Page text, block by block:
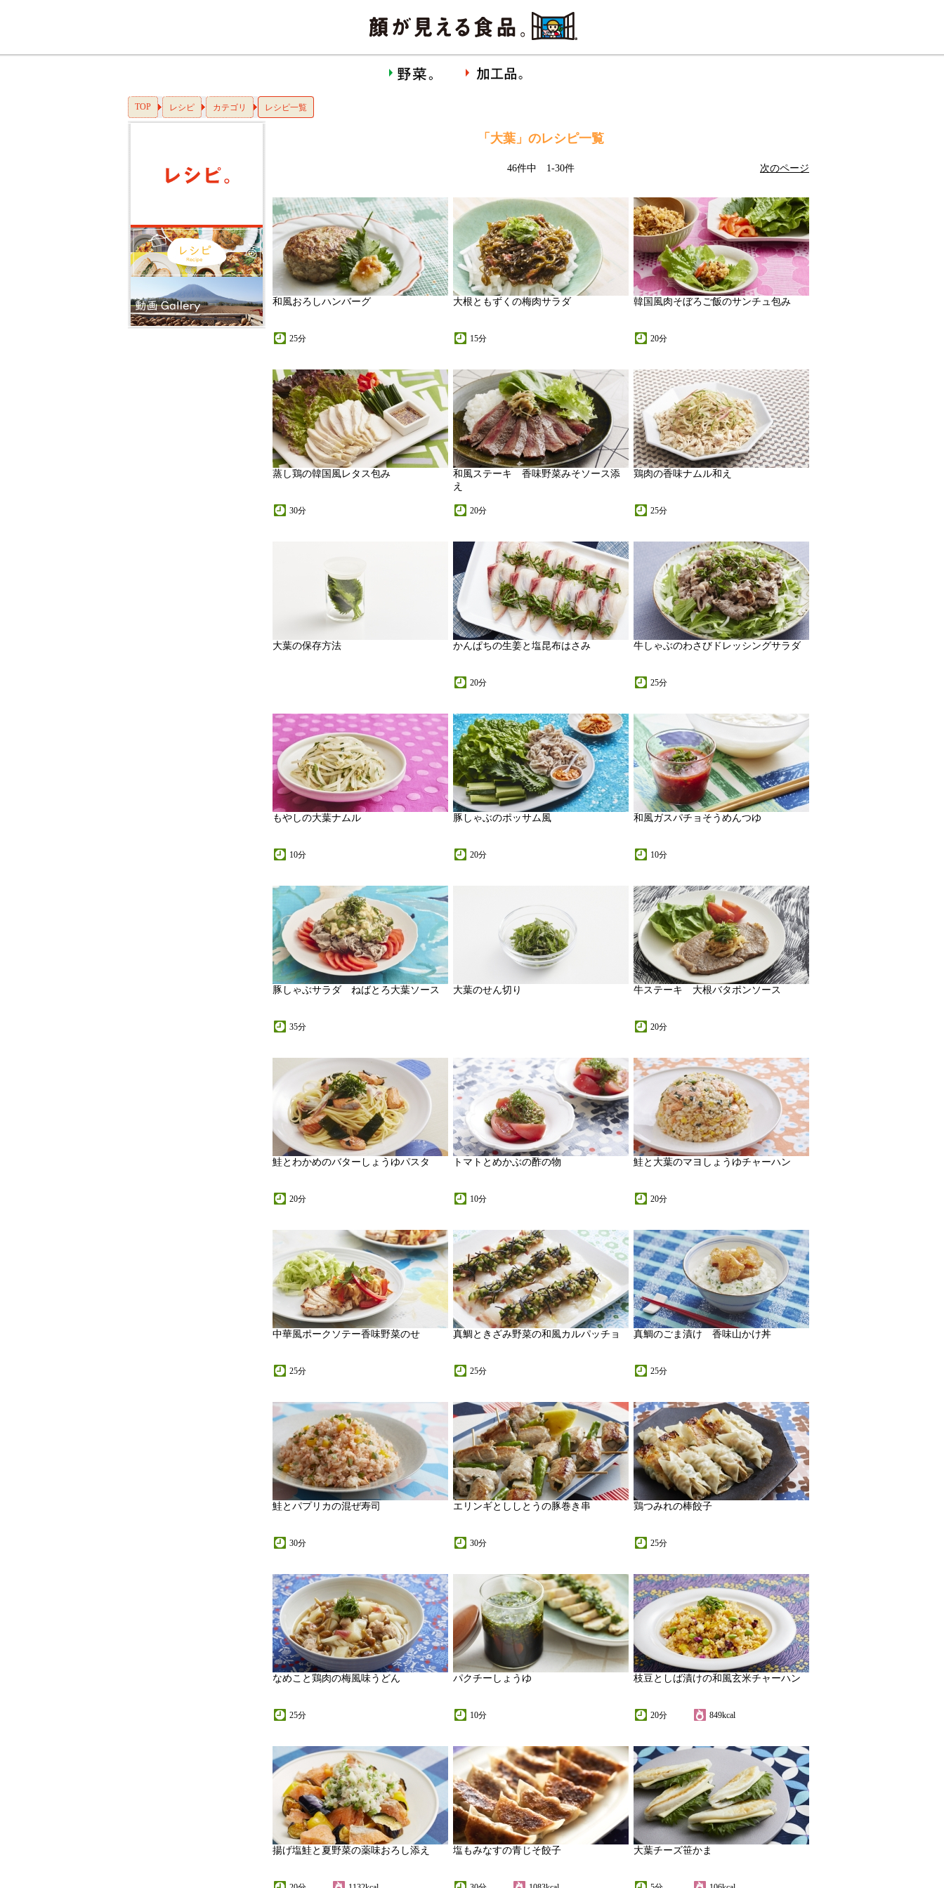
TOP レシピ カテゴリ レシピ一覧
「大葉」のレシピ一覧
46件中 1-30件 次のページ
和風おろしハンバーグ
25分
大根ともずくの梅肉サラダ
15分
韓国風肉そぼろご飯のサンチュ包み
20分
蒸し鶏の韓国風レタス包み
30分
和風ステーキ 香味野菜みそソース添
え
20分
鶏肉の香味ナムル和え
25分
大葉の保存方法 かんぱちの生姜と塩昆布はさみ
20分
牛しゃぶのわさびドレッシングサラダ
25分
もやしの大葉ナムル
10分
豚しゃぶのポッサム風
20分
和風ガスパチョそうめんつゆ
10分
豚しゃぶサラダ ねばとろ大葉ソース
35分
大葉のせん切り 牛ステーキ 大根バタポンソース
20分
鮭とわかめのバターしょうゆパスタ
20分
トマトとめかぶの酢の物
10分
鮭と大葉のマヨしょうゆチャーハン
20分
中華風ポークソテー香味野菜のせ
25分
真鯛ときざみ野菜の和風カルパッチョ
25分
真鯛のごま漬け 香味山かけ丼
25分
鮭とパプリカの混ぜ寿司
30分
エリンギとししとうの豚巻き串
30分
鶏つみれの棒餃子
25分
なめこと鶏肉の梅風味うどん
25分
パクチーしょうゆ
10分
枝豆としば漬けの和風玄米チャーハン
20分 849kcal
揚げ塩鮭と夏野菜の薬味おろし添え 塩もみなすの青じそ餃子 大葉チーズ笹かま